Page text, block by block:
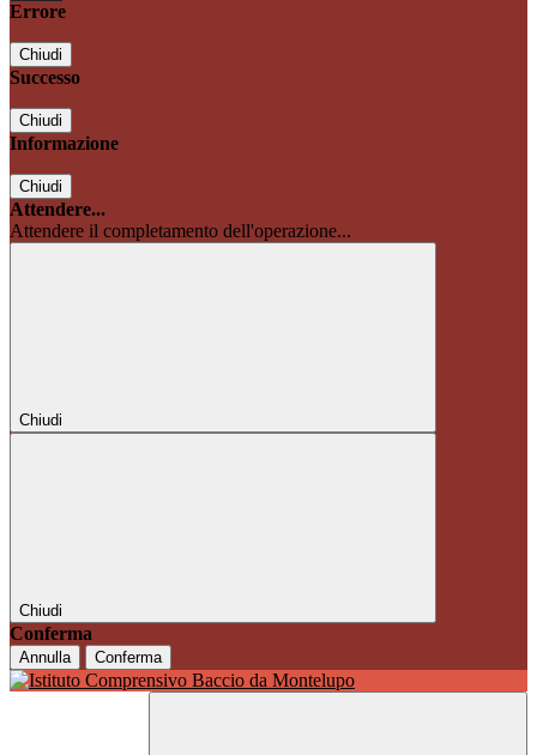
Errore
Chiudi
Successo
Chiudi
Informazione
Chiudi
Attendere...
Attendere il completamento dell'operazione...
Chiudi
Chiudi
Conferma
Annulla Conferma